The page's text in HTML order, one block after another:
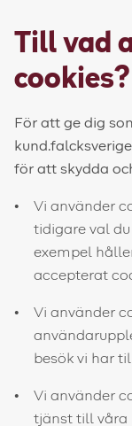
Till vad
cookies?
För att ge dig
för att skydda
Vi använder
tidigare val
exempel
accepterat
Vi använder
besök vi har
Vi använder
tjänst till våra